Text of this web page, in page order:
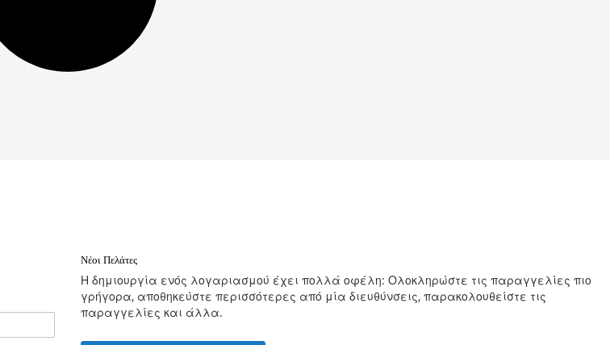
Νέοι Πελάτες
Η δημιουργία ενός λογαριασμού έχει πολλά οφέλη: Ολοκληρώστε τις παραγγελίες πιο
γρήγορα, αποθηκεύστε περισσότερες από μία διευθύνσεις, παρακολουθείστε τις
παραγγελίες και άλλα.